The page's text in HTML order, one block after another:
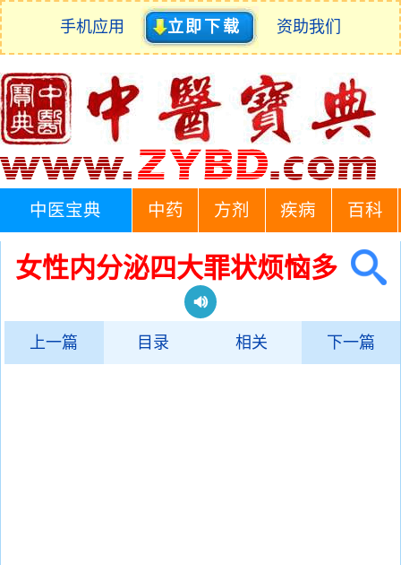
手机应用 立即下载 资助我们
中医宝典 中药 方剂 疾病 百科
女性内分泌四大罪状烦恼多
上一篇 目录 相关 下一篇